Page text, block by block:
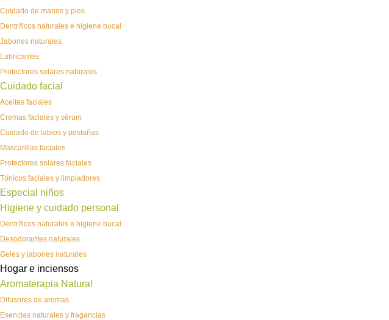
Cuidado de manos y pies
Dentríficos naturales e higiene bucal
Jabones naturales
Lubricantes
Protectores solares naturales
Cuidado facial
Aceites faciales
Cremas faciales y sérum
Cuidado de labios y pestañas
Mascarillas faciales
Protectores solares faciales
Tónicos faciales y limpiadores
Especial niños
Higiene y cuidado personal
Dentríficos naturales e higiene bucal
Desodorantes naturales
Geles y jabones naturales
Hogar e inciensos
Aromaterapia Natural
Difusores de aromas
Esencias naturales y fragancias